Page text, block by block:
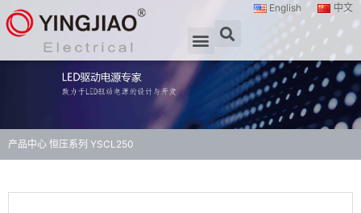
English 中文
产品中心 恒压系列 YSCL250